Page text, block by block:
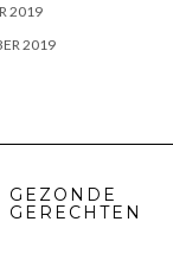
2019
2019
GEZONDE
GERECHTEN